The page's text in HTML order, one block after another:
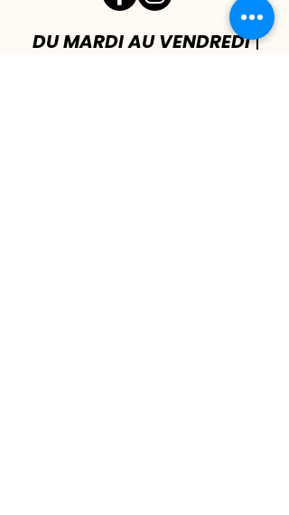
DU MARDI AU VENDREDI|